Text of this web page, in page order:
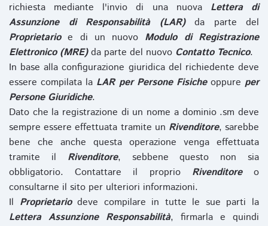
richiesta mediante l'invio di una nuova Lettera di
Assunzione di Responsabilità (LAR)da parte del
Proprietarioe di un nuovo Modulo di Registrazione
Elettronico (MRE)da parte del nuovo Contatto Tecnico.
In base alla configurazione giuridica del richiedente deve
essere compilata la LAR per Persone Fisicheoppure per
Persone Giuridiche.
Dato che la registrazione di un nome a dominio .sm deve
sempre essere effettuata tramite un Rivenditore, sarebbe
bene che anche questa operazione venga effettuata
tramite il Rivenditore, sebbene questo non sia
obbligatorio. Contattare il proprio Rivenditoreo
consultarne il sito per ulteriori informazioni.
Il Proprietariodeve compilare in tutte le sue parti la
Lettera Assunzione Responsabilità, firmarla e quindi